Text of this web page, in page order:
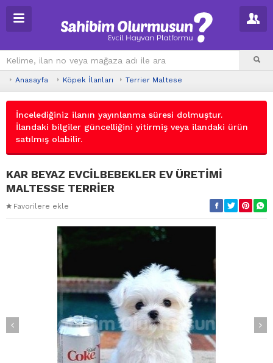
Anasayfa Köpek İlanları Terrier Maltese
İncelediğiniz ilanın yayınlanma süresi dolmuştur.
İlandaki bilgiler güncelliğini yitirmiş veya ilandaki ürün
satılmış olabilir.
KAR BEYAZ EVCİLBEBEKLER EV ÜRETİMİ
MALTESSE TERRİER
Favorilere ekle